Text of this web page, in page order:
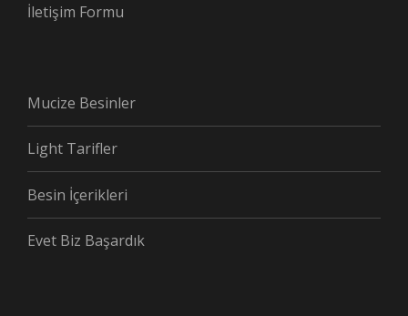
İletişim Formu
Mucize Besinler
Light Tarifler
Besin İçerikleri
Evet Biz Başardık